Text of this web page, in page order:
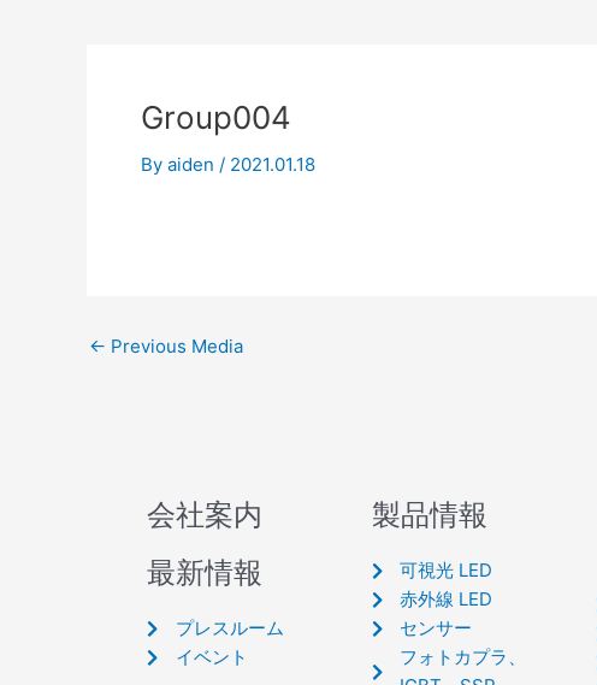
Group004
By aiden / 2021.01.18
← Previous Media
会社案内
最新情報
プレスルーム
イベント
製品情報
可視光 LED
赤外線 LED
センサー
フォトカプラ、